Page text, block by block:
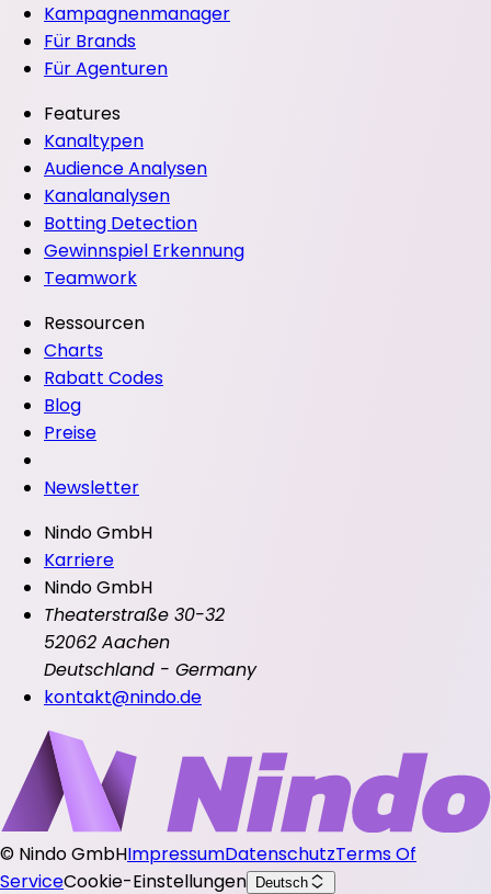
Kampagnenmanager
Für Brands
Für Agenturen
Features
Kanaltypen
Audience Analysen
Kanalanalysen
Botting Detection
Gewinnspiel Erkennung
Teamwork
Ressourcen
Charts
Rabatt Codes
Blog
Preise
Newsletter
Nindo GmbH
Karriere
Nindo GmbH
Theaterstraße 30-32
52062 Aachen
Deutschland - Germany
kontakt@nindo.de
© Nindo GmbHImpressumDatenschutzTerms Of
ServiceCookie-Einstellungen Deutsch